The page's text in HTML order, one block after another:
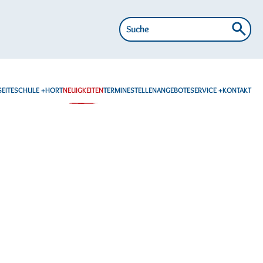
Suche
nach:
SCHULE HORTNEUIGKEITENTERMINESTELLENANGEBOTESERVICE KONTAKT